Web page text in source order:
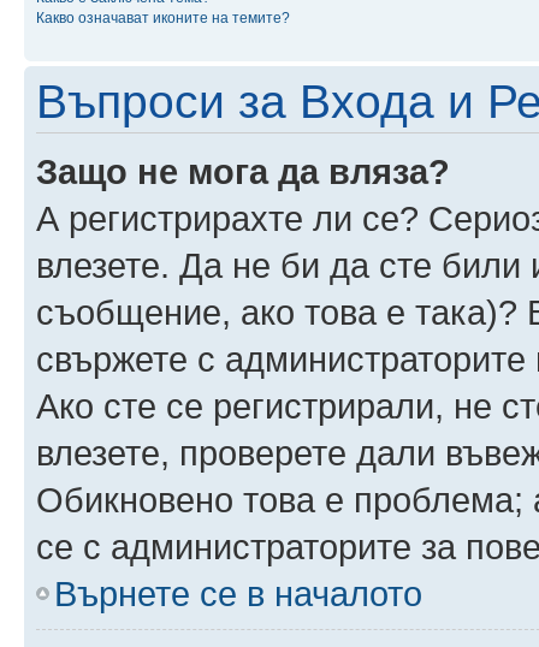
Какво означават иконите на темите?
Въпроси за Входа и
Защо не мога да вляза?
А регистрирахте ли се?
влезете. Да не би да сте
съобщение, ако това е така)?
свържете с
Ако сте се регистрирали, не
влезете, проверете дали
Обикновено това е проблема;
се с администраторите за
Върнете се в началото